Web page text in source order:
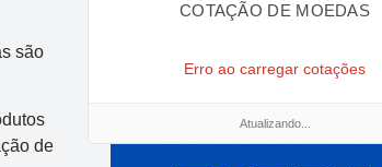
são
de
COTAÇÃO DE MOEDAS
Erro ao carregar cotações
Atualizando...